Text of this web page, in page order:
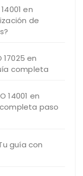
en
de
en
completa
14001 en
paso
guía con